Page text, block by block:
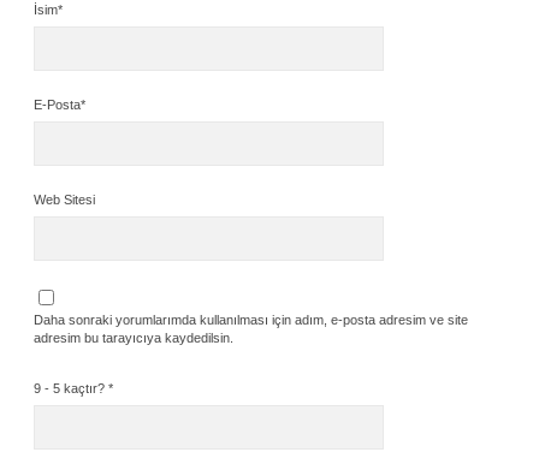
İsim*
E-Posta*
Web Sitesi
Daha sonraki yorumlarımda kullanılması için adım, e-posta adresim ve site
adresim bu tarayıcıya kaydedilsin.
9 - 5 kaçtır? *